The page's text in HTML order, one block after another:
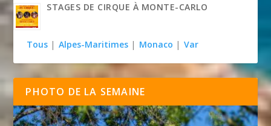
STAGES DE CIRQUE À MONTE-CARLO
Tous | Alpes-Maritimes | Monaco | Var
PHOTO DE LA SEMAINE